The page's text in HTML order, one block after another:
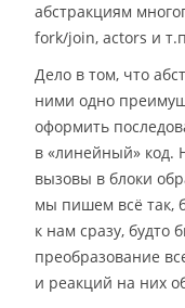
абстракциям
fork/join, actors и
Дело в том, что
ними одно
оформить
в «линейный» код.
вызовы в блоки
мы пишем всё так,
к нам сразу, будто
преобразование
и реакций на них